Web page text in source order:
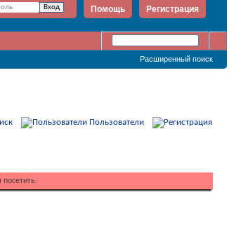
Регистрация
Помощь
Расширенный поиск
Пользователи